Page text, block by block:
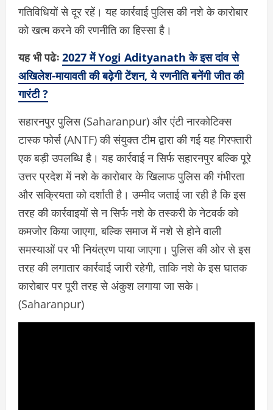
गतिविधियों से दूर रहें। यह कार्रवाई पुलिस की नशे के कारोबार
को खत्म करने की रणनीति का हिस्सा है।
यह भी पढेः 2027 में Yogi Adityanath के इस दांव से
अखिलेश-मायावती की बढ़ेगी टेंशन, ये रणनीति बनेंगी जीत की
गारंटी ?
सहारनपुर पुलिस (Saharanpur) और एंटी नारकोटिक्स
टास्क फोर्स (ANTF) की संयुक्त टीम द्वारा की गई यह गिरफ्तारी
एक बड़ी उपलब्धि है। यह कार्रवाई न सिर्फ सहारनपुर बल्कि पूरे
उत्तर प्रदेश में नशे के कारोबार के खिलाफ पुलिस की गंभीरता
और सक्रियता को दर्शाती है। उम्मीद जताई जा रही है कि इस
तरह की कार्रवाइयों से न सिर्फ नशे के तस्करी के नेटवर्क को
कमजोर किया जाएगा, बल्कि समाज में नशे से होने वाली
समस्याओं पर भी नियंत्रण पाया जाएगा। पुलिस की ओर से इस
तरह की लगातार कार्रवाई जारी रहेगी, ताकि नशे के इस घातक
कारोबार पर पूरी तरह से अंकुश लगाया जा सके।
(Saharanpur)